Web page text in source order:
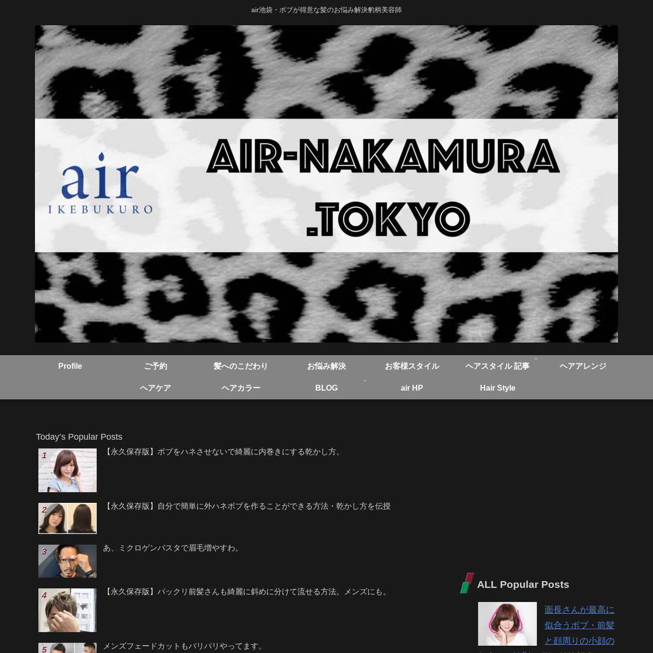
air池袋・ボブが得意な髪のお悩み解決豹柄美容師
Profile ご予約 髪へのこだわり お悩み解決 お客様スタイル ヘアスタイル 記事 ヘアアレンジ
ヘアケア ヘアカラー BLOG air HP Hair Style
Today’s Popular Posts
【永久保存版】ボブをハネさせないで綺麗に内巻きにする乾かし方。
【永久保存版】自分で簡単に外ハネボブを作ることができる方法・乾かし方を伝授
あ、ミクロゲンパスタで眉毛増やすわ。
【永久保存版】パックリ前髪さんも綺麗に斜めに分けて流せる方法。メンズにも。
メンズフェードカットもバリバリやってます。
ALL Popular Posts
面長さんが最高に
似合うボブ・前髪
と顔周りの小顔の